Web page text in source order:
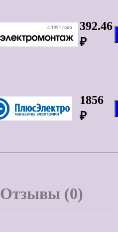
392.46
₽
1856
₽
Отзывы (0)